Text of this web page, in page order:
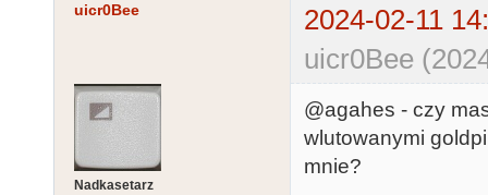
uicr0Bee
2024-02-11
uicr0Bee
Nadkasetarz
@agahes - czy
wlutowanymi
mnie?